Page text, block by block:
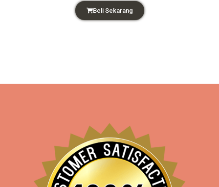
Beli Sekarang